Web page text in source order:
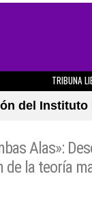
TRIBUNA
del
Alas»:
de la teoría